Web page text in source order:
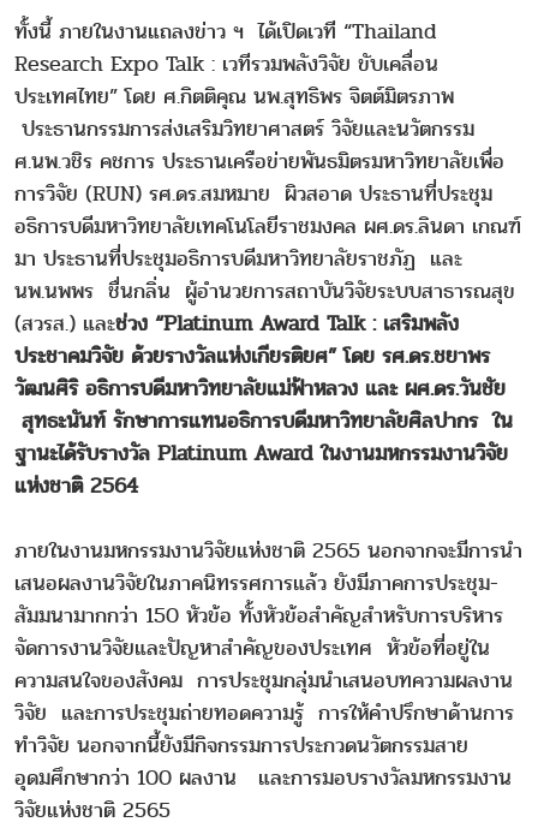
ทั้งนี้ ภายในงานแถลงข่าว ฯ ได้เปิดเวที “Thailand
Research Expo Talk : เวทีรวมพลังวิจัย ขับเคลื่อน
ประเทศไทย” โดย ศ.กิตติคุณ นพ.สุทธิพร จิตต์มิตรภาพ
ประธานกรรมการส่งเสริมวิทยาศาสตร์ วิจัยและนวัตกรรม
ศ.นพ.วชิร คชการ ประธานเครือข่ายพันธมิตรมหาวิทยาลัยเพื่อ
การวิจัย (RUN) รศ.ดร.สมหมาย ผิวสอาด ประธานที่ประชุม
อธิการบดีมหาวิทยาลัยเทคโนโลยีราชมงคล ผศ.ดร.ลินดา เกณฑ์
มา ประธานที่ประชุมอธิการบดีมหาวิทยาลัยราชภัฏ และ
นพ.นพพร ชื่นกลิ่น ผู้อำนวยการสถาบันวิจัยระบบสาธารณสุข
(สวรส.) และช่วง “Platinum Award Talk : เสริมพลัง
ประชาคมวิจัย ด้วยรางวัลแห่งเกียรติยศ” โดย รศ.ดร.ชยาพร
วัฒนศิริ อธิการบดีมหาวิทยาลัยแม่ฟ้าหลวง และ ผศ.ดร.วันชัย
สุทธะนันท์ รักษาการแทนอธิการบดีมหาวิทยาลัยศิลปากร ใน
ฐานะได้รับรางวัล Platinum Award ในงานมหกรรมงานวิจัย
แห่งชาติ 2564
ภายในงานมหกรรมงานวิจัยแห่งชาติ 2565 นอกจากจะมีการนำ
เสนอผลงานวิจัยในภาคนิทรรศการแล้ว ยังมีภาคการประชุม-
สัมมนามากกว่า 150 หัวข้อ ทั้งหัวข้อสำคัญสำหรับการบริหาร
จัดการงานวิจัยและปัญหาสำคัญของประเทศ หัวข้อที่อยู่ใน
ความสนใจของสังคม การประชุมกลุ่มนำเสนอบทความผลงาน
วิจัย และการประชุมถ่ายทอดความรู้ การให้คำปรึกษาด้านการ
ทำวิจัย นอกจากนี้ยังมีกิจกรรมการประกวดนวัตกรรมสาย
อุดมศึกษากว่า 100 ผลงาน และการมอบรางวัลมหกรรมงาน
วิจัยแห่งชาติ 2565